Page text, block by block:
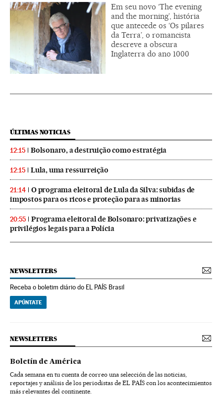
Em seu novo ‘The evening
and the morning’, história
que antecede os ‘Os pilares
da Terra’, o romancista
descreve a obscura
Inglaterra do ano 1000
ÚLTIMAS NOTICIAS
12:15 Bolsonaro, a destruição como estratégia
12:15 Lula, uma ressurreição
21:14
O programa eleitoral de Lula da Silva: subidas de
impostos para os ricos e proteção para as minorias
20:55
Programa eleitoral de Bolsonaro: privatizações e
privilégios legais para a Polícia
NEWSLETTERS
Receba o boletim diário do EL PAÍS Brasil
APÚNTATE
NEWSLETTERS
Boletín de América
Cada semana en tu cuenta de correo una selección de las noticias,
reportajes y análisis de los periodistas de EL PAÍS con los acontecimientos
más relevantes del continente.